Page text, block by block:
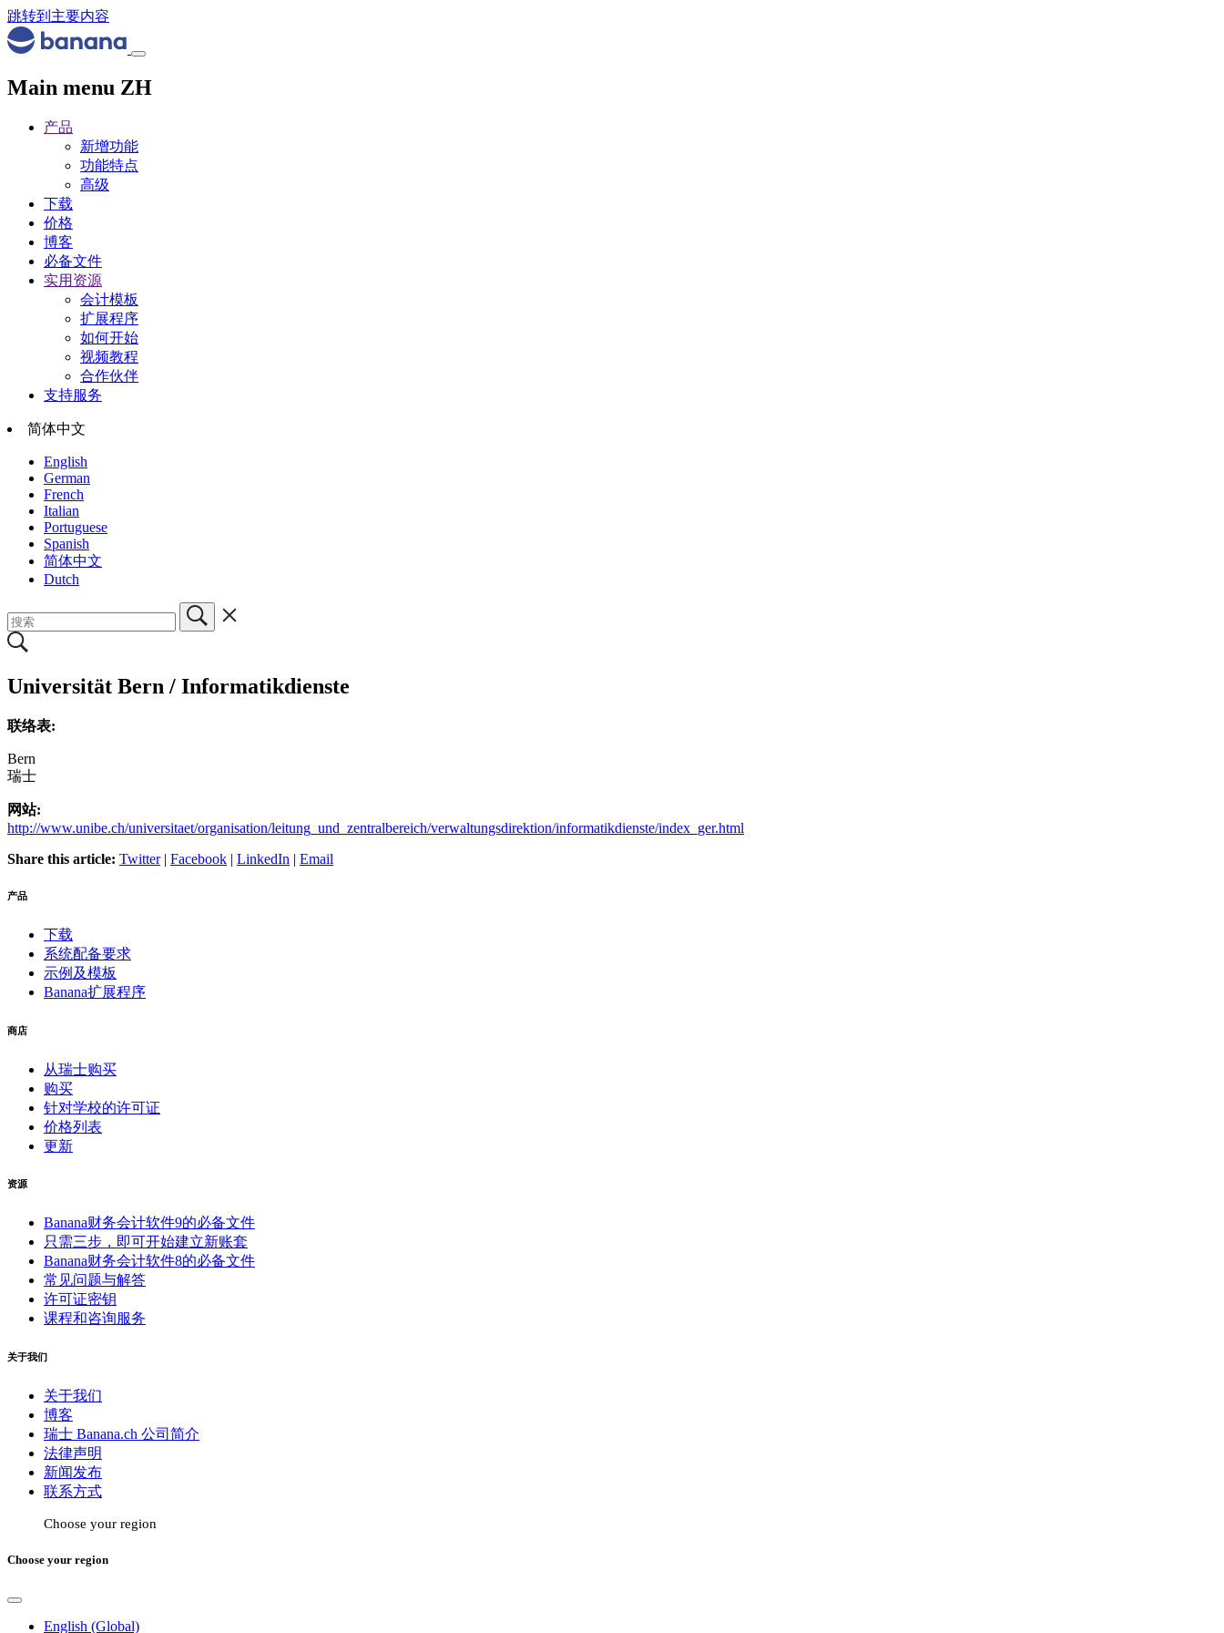
跳转到主要内容
Main menu ZH
产品
新增功能
功能特点
高级
下载
价格
博客
必备文件
实用资源
会计模板
扩展程序
如何开始
视频教程
合作伙伴
支持服务
简体中文
English
German
French
Italian
Portuguese
Spanish
简体中文
Dutch
Universität Bern / Informatikdienste
联络表:
Bern
瑞士
网站:
http://www.unibe.ch/universitaet/organisation/leitung_und_zentralbereich/verwaltungsdirektion/informatikdienste/index_ger.html
Share this article: Twitter| Facebook | LinkedIn | Email
产品
下载
系统配备要求
示例及模板
Banana扩展程序
商店
从瑞士购买
购买
针对学校的许可证
价格列表
更新
资源
Banana财务会计软件9的必备文件
只需三步，即可开始建立新账套
Banana财务会计软件8的必备文件
常见问题与解答
许可证密钥
课程和咨询服务
关于我们
关于我们
博客
瑞士 Banana.ch 公司简介
法律声明
新闻发布
联系方式
Choose your region
Choose your region
English (Global)